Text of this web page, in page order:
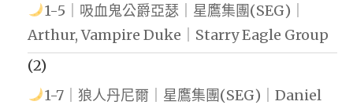
1-5｜吸血鬼公爵亞瑟｜星鷹集團(SEG)｜
Arthur, Vampire Duke｜Starry Eagle Group
(2)
1-7｜狼人丹尼爾｜星鷹集團(SEG)｜Daniel